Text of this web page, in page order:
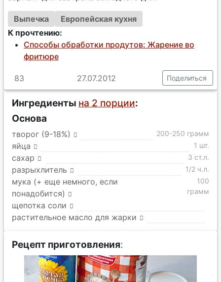
Выпечка
Европейская кухня
К прочтению:
Способы обработки продутов: Жарение во
фритюре
83 27.07.2012 Поделиться
Ингредиенты на 2 порции:
Основа
творог (9-18%) 200-250 грамм
яйца 1 шт.
сахар 3 ст.л.
разрыхлитель 1/2 ч.л.
мука (+ еще немного, если
понадобится)
100
грамм
щепотка соли
растительное масло для жарки
Рецепт приготовления: